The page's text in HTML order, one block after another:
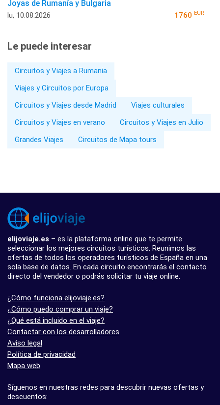
Joyas de Rumanía y Bulgaria
lu, 10.08.2026 1760 EUR
Le puede interesar
Circuitos y Viajes a Rumania
Viajes y Circuitos por Europa
Circuitos y Viajes desde Madrid
Viajes culturales
Circuitos y Viajes en verano
Circuitos y Viajes en Julio
Grandes Viajes
Circuitos de Mapa tours
elijoviaje.es – es la plataforma online que te permite
seleccionar los mejores circuitos turísticos. Reunimos las
ofertas de todos los operadores turísticos de España en una
sola base de datos. En cada circuito encontrarás el contacto
directo del vendedor o podrás solicitar tu viaje online.
¿Cómo funciona elijoviaje.es?
¿Cómo puedo comprar un viaje?
¿Qué está incluido en el viaje?
Contactar con los desarrolladores
Aviso legal
Política de privacidad
Mapa web
Síguenos en nuestras redes para descubrir nuevas ofertas y
descuentos: